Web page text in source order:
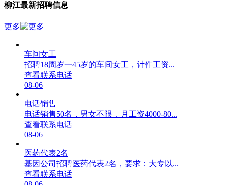
柳江最新招聘信息
更多
车间女工
招聘18周岁一45岁的车间女工，计件工资...
查看联系电话
08-06
电话销售
电话销售50名，男女不限，月工资4000-80...
查看联系电话
08-06
医药代表2名
基因公司招聘医药代表2名，要求：大专以...
查看联系电话